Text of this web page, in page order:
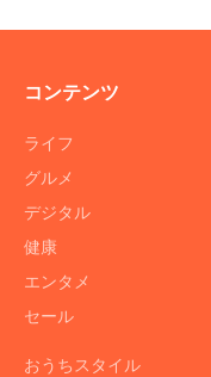
コンテンツ
ライフ
グルメ
デジタル
健康
エンタメ
セール
おうちスタイル